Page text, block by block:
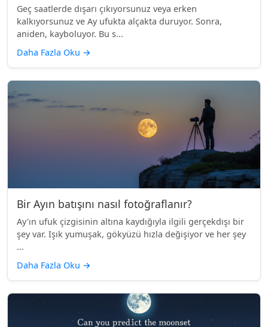
Geç saatlerde dışarı çıkıyorsunuz veya erken
kalkıyorsunuz ve Ay ufukta alçakta duruyor. Sonra,
aniden, kayboluyor. Bu s...
Daha Fazla Oku →
Bir Ayın batışını nasıl fotoğraflanır?
Ay'ın ufuk çizgisinin altına kaydığıyla ilgili gerçekdışı bir
şey var. Işık yumuşak, gökyüzü hızla değişiyor ve her şey
...
Daha Fazla Oku →